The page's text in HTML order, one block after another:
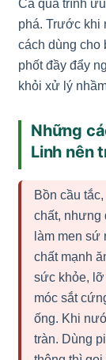
Cả quá trình
phá. Trước khi
cách dùng cho
phốt đầy đẩy
khỏi xử lý
Những
Linh nên
Bồn cầu
chất, nhưng
làm men
chất mạnh
sức khỏe, lỡ
móc sắt
ống. Khi
tràn. Dùng